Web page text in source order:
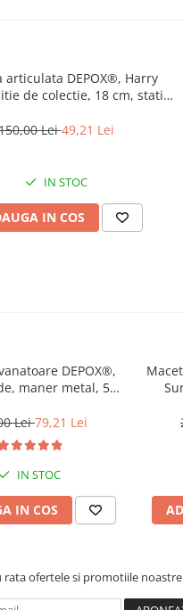
articulata DEPOX®, Harry
de colectie, 18 cm, stativ
Lei49,21 Lei
IN STOC
IN COS
DEPOX®,
maner metal, 50
Lei79,21 Lei
IN STOC
IN COS
rata ofertele si promotiile noastre